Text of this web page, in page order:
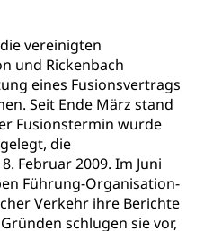
vereinigten
und Rickenbach
eines Fusionsvertrags
Seit Ende März stand
Fusionstermin wurde
die
Februar 2009. Im Juni
Führung-Organisation-
Verkehr ihre Berichte
schlugen sie vor,
Tourismus)
Denkmalpflege,
Selektive
Kulturpreis,
Recherche,
Kunst, Theater/Tanz,
Kunst und Bau, Schule
Kulturvermittlung
Vermittlung